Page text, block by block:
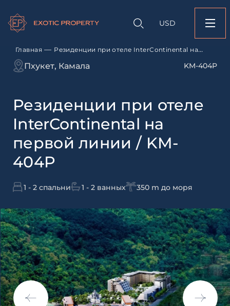
USD
Главная — Резиденции при отеле InterContinental на
первой линии / KM-404P
Пхукет, Камала KM-404P
Резиденции при отеле
InterContinental на
первой линии / KM-
404P
1 - 2 спальни 1 - 2 ванных 350 m до моря
Оставить
свяжется с вами
объекту
Резиденции при
InterContinental на
линии / KM-404P
Оставьте заявку и
Согласен с
по обработке
недвижимости